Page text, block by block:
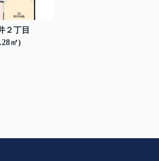
２丁目
㎡)